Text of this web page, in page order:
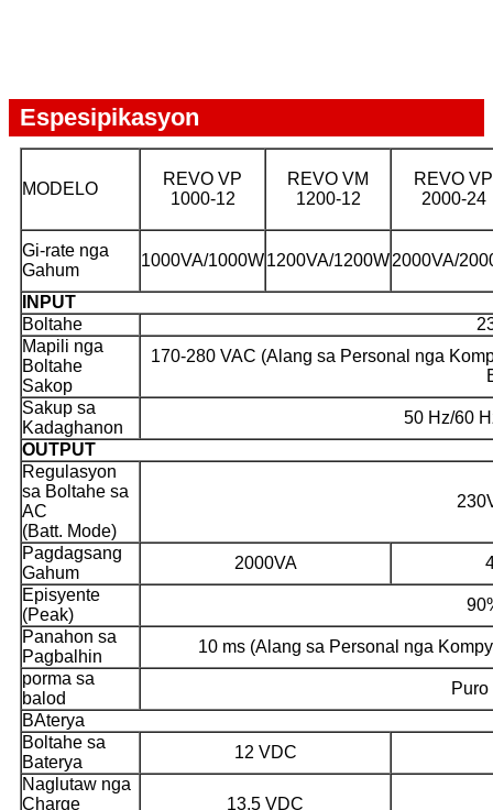
Espesipikasyon
MODELO
REVO VP
1000-12
REVO VM
1200-12
REVO VP
2000-24
Gi-rate nga
Gahum
1000VA/1000W1200VA/1200W2000VA/
INPUT
Boltahe
Mapili nga
Boltahe
Sakop
170-280 VAC (Alang sa Personal nga
Sakup sa
Kadaghanon
50 Hz/60
OUTPUT
Regulasyon
sa Boltahe sa
AC
(Batt. Mode)
Pagdagsang
Gahum
2000VA
Episyente
(Peak)
Panahon sa
Pagbalhin
10 ms (Alang sa Personal nga
porma sa
balod
BAterya
Boltahe sa
Baterya
12 VDC
Naglutaw nga
Charge
13.5 VDC